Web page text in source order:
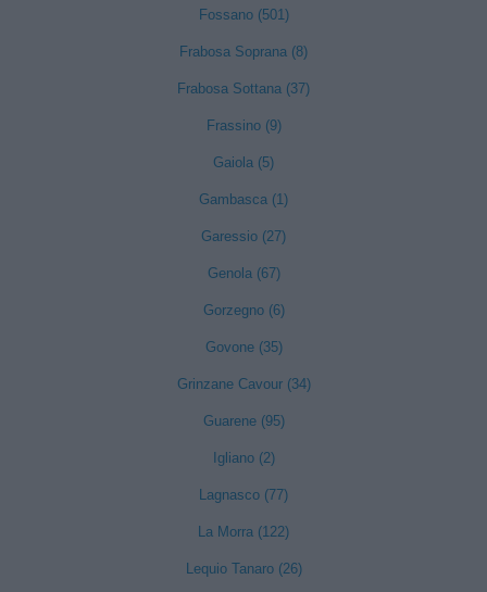
Fossano (501)
Frabosa Soprana (8)
Frabosa Sottana (37)
Frassino (9)
Gaiola (5)
Gambasca (1)
Garessio (27)
Genola (67)
Gorzegno (6)
Govone (35)
Grinzane Cavour (34)
Guarene (95)
Igliano (2)
Lagnasco (77)
La Morra (122)
Lequio Tanaro (26)